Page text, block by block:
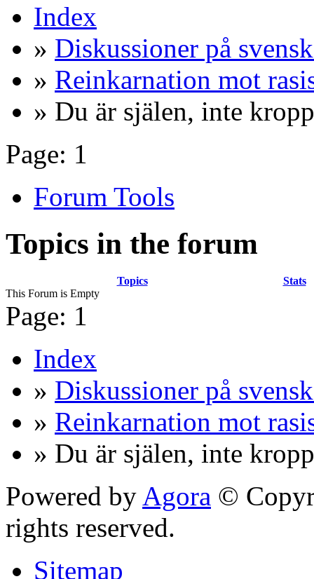
Index
» Diskussioner på
» Reinkarnation mot
» Du är själen, inte
Page: 1
Forum Tools
Topics in the forum
Topics
Stats
This Forum is Empty
Page: 1
Index
» Diskussioner på
» Reinkarnation mot
» Du är själen, inte
Powered by Agora ©
rights reserved.
Sitemap